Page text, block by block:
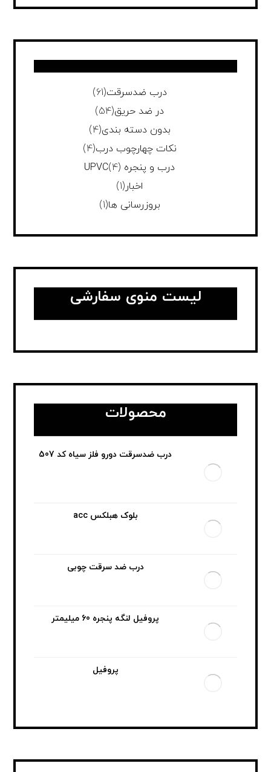
درب ضدسرقت(61)
در ضد حریق(54)
بدون دسته بندی(4)
نکات چهارچوب درب(4)
درب و پنجره UPVC (4)
اخبار(1)
بروزرسانی ها(1)
لیست منوی سفارشی
محصولات
درب ضدسرقت دورو فلز سیاه کد 507
بلوک هبلکس acc
درب ضد سرقت چوبی
پروفیل لنگه پنجره 60 میلیمتر
پروفیل